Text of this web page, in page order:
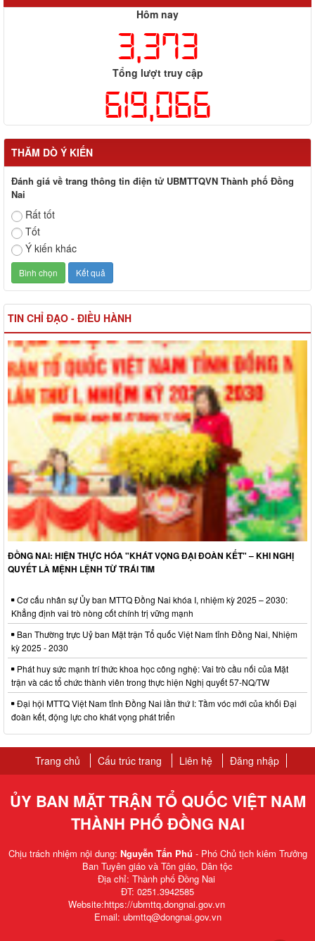
Hôm nay
3,373
Tổng lượt truy cập
619,066
THĂM DÒ Ý KIẾN
Đánh giá về trang thông tin điện tử UBMTTQVN Thành phố Đồng
Nai
Rất tốt
Tốt
Ý kiến khác
TIN CHỈ ĐẠO - ĐIỀU HÀNH
ĐỒNG NAI: HIỆN THỰC HÓA "KHÁT VỌNG ĐẠI ĐOÀN KẾT" – KHI NGHỊ
QUYẾT LÀ MỆNH LỆNH TỪ TRÁI TIM
Cơ cấu nhân sự Ủy ban MTTQ Đồng Nai khóa I, nhiệm kỳ 2025 – 2030:
Khẳng định vai trò nòng cốt chính trị vững mạnh
Ban Thường trực Uỷ ban Mặt trận Tổ quốc Việt Nam tỉnh Đồng Nai, Nhiệm
kỳ 2025 - 2030
Phát huy sức mạnh trí thức khoa học công nghệ: Vai trò cầu nối của Mặt
trận và các tổ chức thành viên trong thực hiện Nghị quyết 57-NQ/TW
Đại hội MTTQ Việt Nam tỉnh Đồng Nai lần thứ I: Tầm vóc mới của khối Đại
đoàn kết, động lực cho khát vọng phát triển
Trang chủ Cấu trúc trang Liên hệ Đăng nhập
ỦY BAN MẶT TRẬN TỔ QUỐC VIỆT NAM
THÀNH PHỐ ĐỒNG NAI
Chịu trách nhiệm nội dung: Nguyễn Tấn Phú - Phó Chủ tịch kiêm Trưởng
Ban Tuyên giáo và Tôn giáo, Dân tộc
Địa chỉ: Thành phố Đồng Nai
ĐT: 0251.3942585
Website:https://ubmttq.dongnai.gov.vn
Email: ubmttq@dongnai.gov.vn​